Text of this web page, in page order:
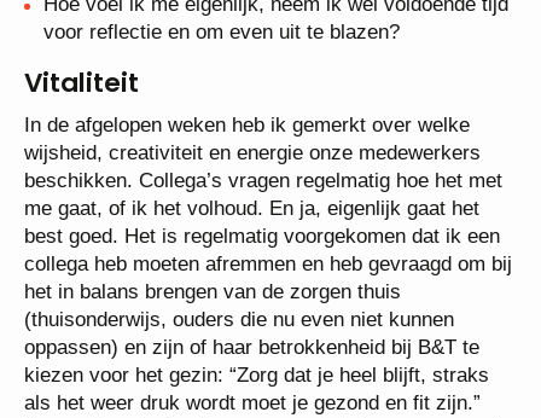
voor reflectie en om even uit te blazen?
Vitaliteit
In de afgelopen weken heb ik gemerkt over welke
wijsheid, creativiteit en energie onze medewerkers
beschikken. Collega’s vragen regelmatig hoe het met
me gaat, of ik het volhoud. En ja, eigenlijk gaat het
best goed. Het is regelmatig voorgekomen dat ik een
collega heb moeten afremmen en heb gevraagd om bij
het in balans brengen van de zorgen thuis
(thuisonderwijs, ouders die nu even niet kunnen
oppassen) en zijn of haar betrokkenheid bij B&T te
kiezen voor het gezin: “Zorg dat je heel blijft, straks
als het weer druk wordt moet je gezond en fit zijn.”